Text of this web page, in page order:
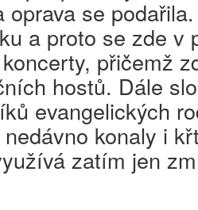
oprava se
a proto se zde v
přičemž
hostů. Dále
evangelických
konaly i
zatím jen